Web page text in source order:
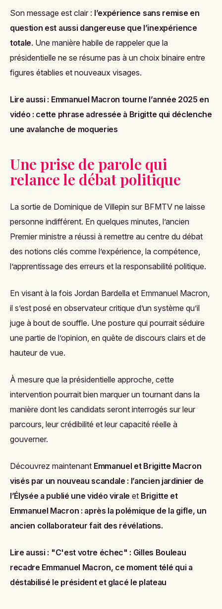
Son message est clair : l’expérience sans remise en
question est aussi dangereuse que l’inexpérience
totale. Une manière habile de rappeler que la
présidentielle ne se résume pas à un choix binaire entre
figures établies et nouveaux visages.
Lire aussi : Emmanuel Macron tourne l’année 2025 en
vidéo : cette phrase adressée à Brigitte qui déclenche
une avalanche de moqueries
Une prise de parole qui
relance le débat politique
La sortie de Dominique de Villepin sur BFMTV ne laisse
personne indifférent. En quelques minutes, l’ancien
Premier ministre a réussi à remettre au centre du débat
des notions clés comme l’expérience, la compétence,
l’apprentissage des erreurs et la responsabilité politique.
En visant à la fois Jordan Bardella et Emmanuel Macron,
il s’est posé en observateur critique d’un système qu’il
juge à bout de souffle. Une posture qui pourrait séduire
une partie de l’opinion, en quête de discours clairs et de
hauteur de vue.
À mesure que la présidentielle approche, cette
intervention pourrait bien marquer un tournant dans la
manière dont les candidats seront interrogés sur leur
parcours, leur crédibilité et leur capacité réelle à
gouverner.
Découvrez maintenant Emmanuel et Brigitte Macron
visés par un nouveau scandale : l’ancien jardinier de
l’Élysée a publié une vidéo virale et Brigitte et
Emmanuel Macron : après la polémique de la gifle, un
ancien collaborateur fait des révélations.
Lire aussi : "C'est votre échec" : Gilles Bouleau
recadre Emmanuel Macron, ce moment télé qui a
déstabilisé le président et glacé le plateau